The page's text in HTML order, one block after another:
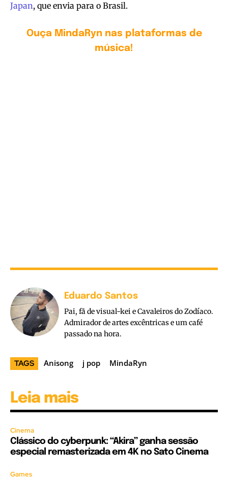
Japan, que envia para o Brasil.
Ouça MindaRyn nas plataformas de
música!
Eduardo Santos
Pai, fã de visual-kei e Cavaleiros do Zodíaco.
Admirador de artes excêntricas e um café
passado na hora.
TAGS Anisong j pop MindaRyn
Leia mais
Cinema
Clássico do cyberpunk: “Akira” ganha sessão
especial remasterizada em 4K no Sato Cinema
Games